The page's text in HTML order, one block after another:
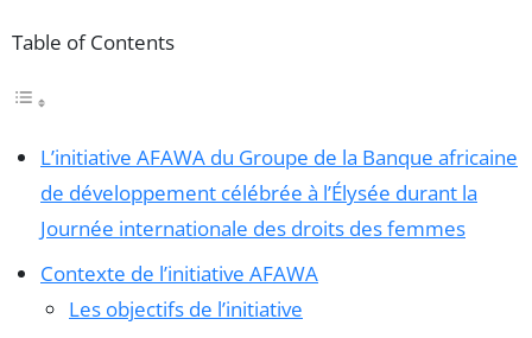
Table of Contents
L’initiative AFAWA du Groupe de la Banque africaine
de développement célébrée à l’Élysée durant la
Journée internationale des droits des femmes
Contexte de l’initiative AFAWA
Les objectifs de l’initiative